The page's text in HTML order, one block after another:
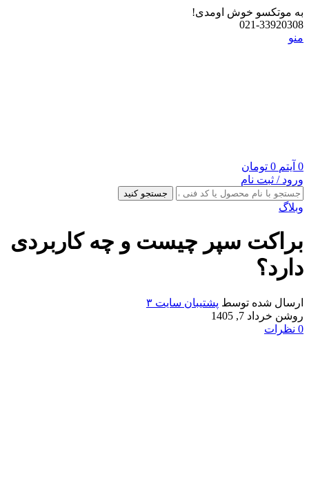
به موتکسو خوش اومدی!
021-33920308
منو
0 آیتم 0 تومان
ورود / ثبت نام
جستجو کنید
وبلاگ
براکت سپر چیست و چه کاربردی
دارد؟
ارسال شده توسط پشتیبان سایت ۳
روشن خرداد 7, 1405
0 نظرات